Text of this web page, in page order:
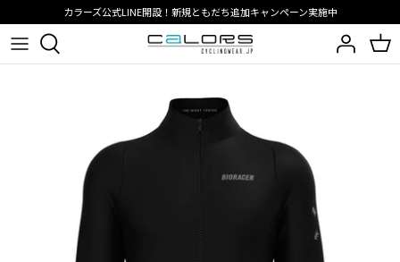
テ
カラーズ公式LINE開設！新規ともだち追加キャンペーン実施中
SPEEDWEAR CONCEPT
JAPAN LIMITED
BIORACER 26SS
PISSEI 26SS
Team TotalEnergies
Groupama FDJ United
Belgian cycling